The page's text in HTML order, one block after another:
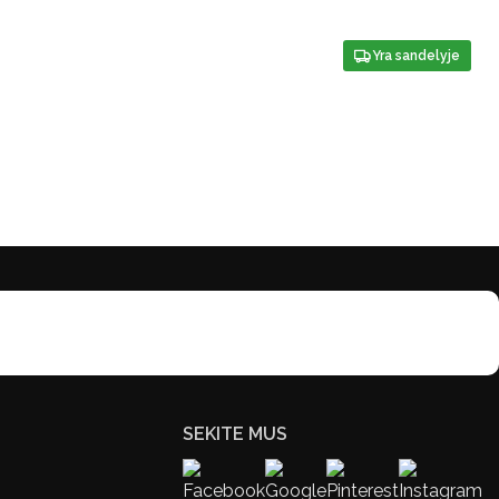
Yra sandelyje
SEKITE MUS